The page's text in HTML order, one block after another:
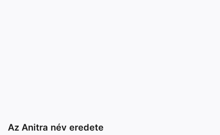
Az Anitra név eredete